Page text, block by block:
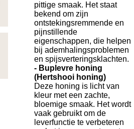
pittige smaak. Het staat
bekend om zijn
ontstekingsremmende en
pijnstillende
eigenschappen, die helpen
bij ademhalingsproblemen
en spijsverteringsklachten.
- Buplevre honing
(Hertshooi honing)
Deze honing is licht van
kleur met een zachte,
bloemige smaak. Het wordt
vaak gebruikt om de
leverfunctie te verbeteren